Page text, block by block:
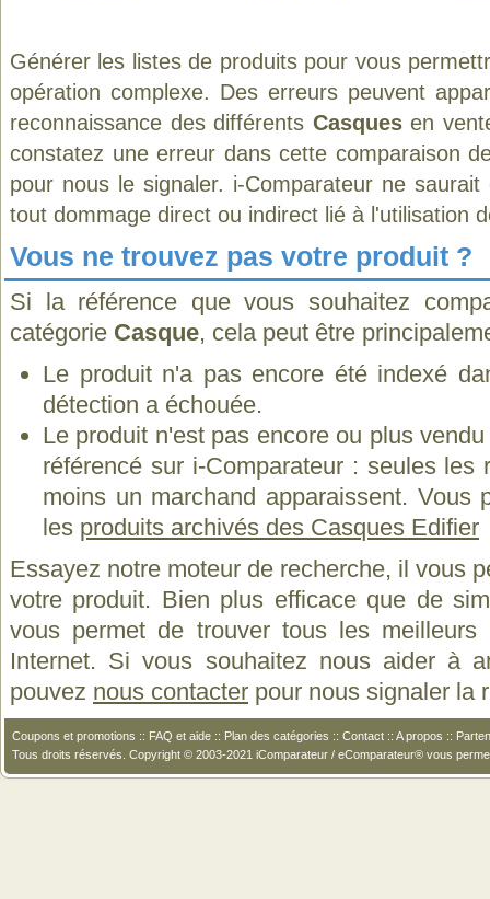
Générer les listes de produits pour vous
opération complexe. Des erreurs peuvent
reconnaissance des différents Casquesen
constatez une erreur dans cette comparaison
pour nous le signaler. i-Comparateur ne
tout dommage direct ou indirect lié à l'utilisation
Vous ne trouvez pas votre produit ?
Si la référence que vous souhaitez
catégorie Casque, cela peut être
Le produit n'a pas encore été indexé
détection a échouée.
Le produit n'est pas encore ou plus
référencé sur i-Comparateur : seules les
moins un marchand apparaissent. Vous
les produits archivés des Casques Edifier
Essayez notre moteur de recherche, il vous
votre produit. Bien plus efficace que de
vous permet de trouver tous les
Internet. Si vous souhaitez nous aider à
pouvez nous contacter pour nous signaler la
Coupons et promotions :: FAQ et aide :: Plan des catégories :: Contact :: A propos ::
Tous droits réservés. Copyright © 2003-2021 iComparateur / eComparateur® vous